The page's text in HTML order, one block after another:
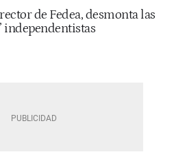
de Fedea, desmonta las
independentistas